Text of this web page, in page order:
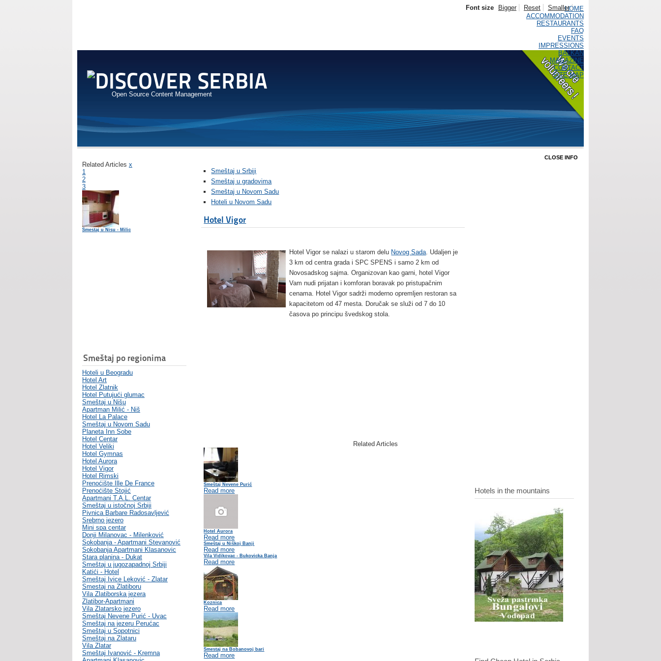
Open Source Content Management
HOME
ACCOMMODATION
RESTAURANTS
FAQ
EVENTS
IMPRESSIONS
BALKAN
MAGAZINE
CONTACT
SITE MAP
Font size Bigger Reset Smaller
Related Articles x
1
2
3
Smestaj u Nisu - Milic
Smeštaj po regionima
Hoteli u Beogradu
Hotel Art
Hotel Zlatnik
Hotel Putujući glumac
Smeštaj u Nišu
Apartman Milić - Niš
Hotel La Palace
Smeštaj u Novom Sadu
Planeta Inn Sobe
Hotel Centar
Hotel Veliki
Hotel Gymnas
Hotel Aurora
Hotel Vigor
Hotel Rimski
Prenoćište Ille De France
Prenoćište Stojić
Apartmani T.A.L. Centar
Smeštaj u istočnoj Srbiji
Pivnica Barbare Radosavljević
Srebrno jezero
Mini spa centar
Donji Milanovac - Milenković
Sokobanja - Apartmani Stevanović
Sokobanja Apartmani Klasanovic
Stara planina - Dukat
Smeštaj u jugozapadnoj Srbiji
Katići - Hotel
Smeštaj Ivice Leković - Zlatar
Smestaj na Zlatiboru
Vila Zlatiborska jezera
Zlatibor-Apartmani
Vila Zlatarsko jezero
Smeštaj Nevene Purić - Uvac
Smeštaj na jezeru Perućac
Smeštaj u Sopotnici
Smeštaj na Zlataru
Vila Zlatar
Smeštaj Ivanović - Kremna
Smeštaj u Srbiji
Smeštaj u gradovima
Smeštaj u Novom Sadu
Hoteli u Novom Sadu
Hotel Vigor
Hotel Vigor se nalazi u starom delu Novog Sada. Udaljen je
3 km od centra grada i SPC SPENS i samo 2 km od
Novosadskog sajma. Organizovan kao garni, hotel Vigor
Vam nudi prijatan i komforan boravak po pristupačnim
cenama. Hotel Vigor sadrži moderno opremljen restoran sa
kapacitetom od 47 mesta. Doručak se služi od 7 do 10
časova po principu švedskog stola.
Related Articles
Smeštaj Nevene Purić
Read more
Hotel Aurora
Read more
Smeštaj u Niškoj Banji
Read more
Vila Vidikovac - Bukovicka Banja
Read more
Koznica
Read more
Smestaj na Bobanovoj bari
Read more
CLOSE INFO
Hotels in the mountains